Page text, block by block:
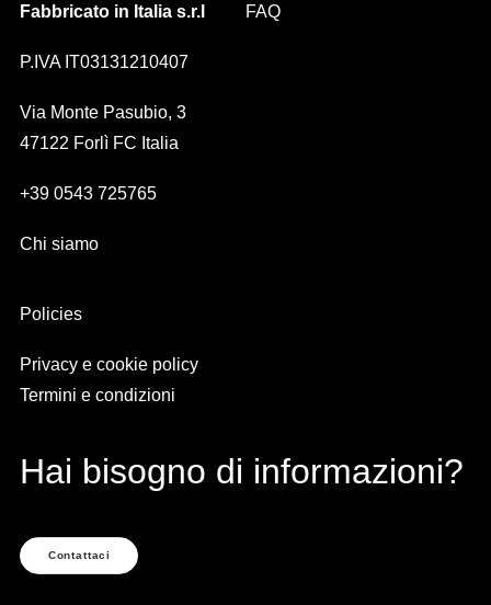
Fabbricato in Italia s.r.l
P.IVA IT03131210407
Via Monte Pasubio, 3
47122 Forlì FC Italia
+39 0543 725765
Chi siamo
FAQ
Policies
Privacy e cookie policy
Termini e condizioni
Hai bisogno di informazioni?
Contattaci